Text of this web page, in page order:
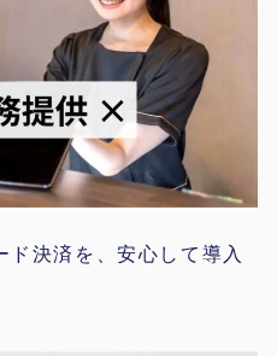
ド決済を、安心して導入